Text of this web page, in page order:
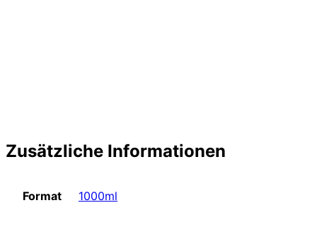
Zusätzliche Informationen
Format 1000ml